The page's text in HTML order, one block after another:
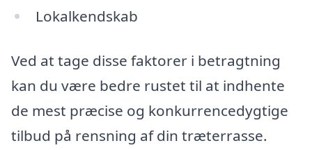
Lokalkendskab
Ved at tage disse faktorer i betragtning
kan du være bedre rustet til at indhente
de mest præcise og konkurrencedygtige
tilbud på rensning af din træterrasse.